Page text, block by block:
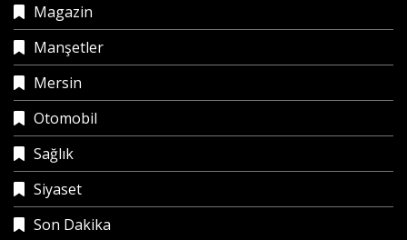
Magazin
Manşetler
Mersin
Otomobil
Sağlık
Siyaset
Son Dakika